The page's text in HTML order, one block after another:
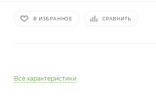
В ИЗБРАННОЕ СРАВНИТЬ
Все характеристики